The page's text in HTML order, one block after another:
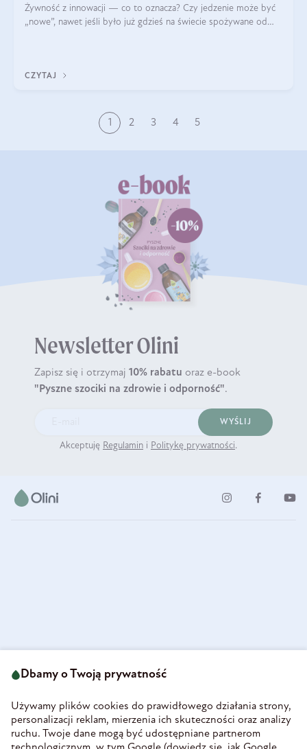
Żywność z innowacji — co to oznacza? Czy jedzenie może być
„nowe”, nawet jeśli było już gdzieś na świecie spożywane od
CZYTAJ
1 2 3 4 5
Newsletter Olini
Zapisz się i otrzymaj 10% rabatu oraz e-book
"Pyszne szociki na zdrowie i odporność".
WYŚLIJ
Akceptuję Regulamin i Politykę prywatności.
58-160 Świebodzice
REGON 890213034
INFORMACJE
Dbamy o Twoją prywatność
Używamy plików cookies do prawidłowego działania strony,
personalizacji reklam, mierzenia ich skuteczności oraz analizy
ruchu. Twoje dane mogą być udostępniane partnerom